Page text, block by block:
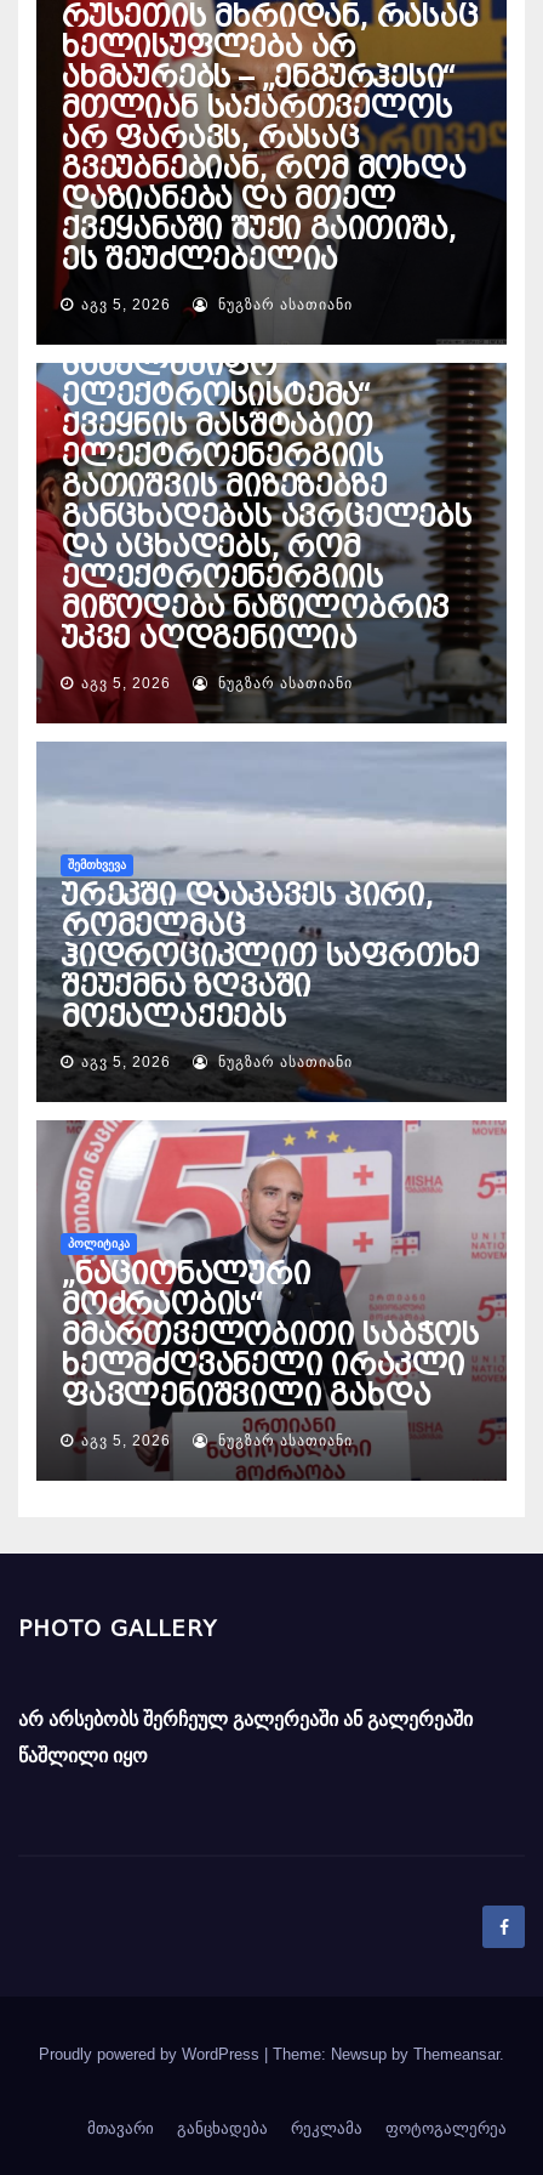
რუსეთის მხრიდან, რასაც
ხელისუფლება არ
ახმაურებს – „ენგურჰესი“
მთლიან საქართველოს
არ ფარავს, რასაც
გვეუბნებიან, რომ მოხდა
დაზიანება და მთელ
ქვეყანაში შუქი გაითიშა,
ეს შეუძლებელია
ᲐᲒᲕ 5, 2026 ᲜᲣᲒᲖᲐᲠ ᲐᲡᲐᲗᲘᲐᲜᲘ
ᲔᲜᲔᲠᲒᲔᲢᲘᲙᲐ
საქართველოს
სახელმწიფო
ელექტროსისტემა“
ქვეყნის მასშტაბით
ელექტროენერგიის
გათიშვის მიზეზებზე
განცხადებას ავრცელებს
და აცხადებს, რომ
ელექტროენერგიის
მიწოდება ნაწილობრივ
უკვე აღდგენილია
ᲐᲒᲕ 5, 2026 ᲜᲣᲒᲖᲐᲠ ᲐᲡᲐᲗᲘᲐᲜᲘ
ᲨᲔᲛᲗᲮᲕᲔᲕᲐ
ურეკში დააკავეს პირი,
რომელმაც
ჰიდროციკლით საფრთხე
შეუქმნა ზღვაში
მოქალაქეებს
ᲐᲒᲕ 5, 2026 ᲜᲣᲒᲖᲐᲠ ᲐᲡᲐᲗᲘᲐᲜᲘ
ᲞᲝᲚᲘᲢᲘᲙᲐ
„ნაციონალური
მოძრაობის“
მმართველობითი საბჭოს
ხელმძღვანელი ირაკლი
ფავლენიშვილი გახდა
ᲐᲒᲕ 5, 2026 ᲜᲣᲒᲖᲐᲠ ᲐᲡᲐᲗᲘᲐᲜᲘ
PHOTO GALLERY
არ არსებობს შერჩეულ გალერეაში ან გალერეაში
წაშლილი იყო
Proudly powered by WordPress Theme: Newsup by Themeansar.
მთავარი განცხადება რეკლამა ფოტოგალერეა